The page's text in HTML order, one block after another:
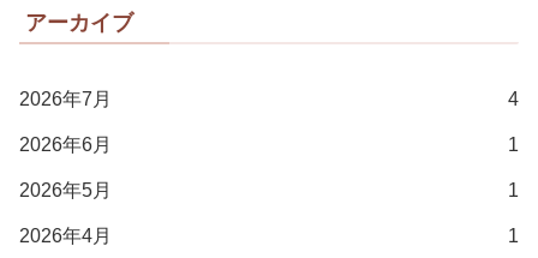
アーカイブ
2026年7月 4
2026年6月 1
2026年5月 1
2026年4月 1